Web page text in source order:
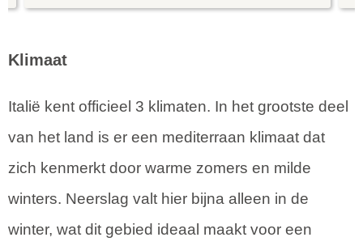
Klimaat
Italië kent officieel 3 klimaten. In het grootste deel
van het land is er een mediterraan klimaat dat
zich kenmerkt door warme zomers en milde
winters. Neerslag valt hier bijna alleen in de
winter, wat dit gebied ideaal maakt voor een